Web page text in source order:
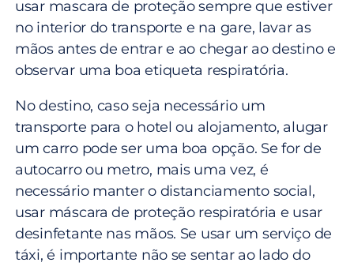
usar mascara de proteção sempre que estiver
no interior do transporte e na gare, lavar as
mãos antes de entrar e ao chegar ao destino e
observar uma boa etiqueta respiratória.
No destino, caso seja necessário um
transporte para o hotel ou alojamento, alugar
um carro pode ser uma boa opção. Se for de
autocarro ou metro, mais uma vez, é
necessário manter o distanciamento social,
usar máscara de proteção respiratória e usar
desinfetante nas mãos. Se usar um serviço de
táxi, é importante não se sentar ao lado do